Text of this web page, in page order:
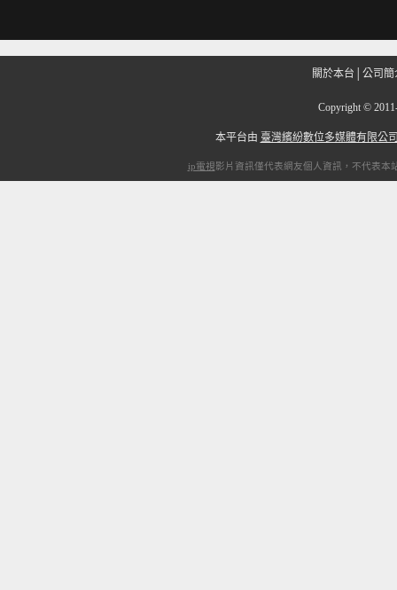
關於本台 公司簡
Copyright ©
本平台由 臺灣繽紛數位多媒體有限公
ip電視影片資訊僅代表網友個人資訊，不代表本